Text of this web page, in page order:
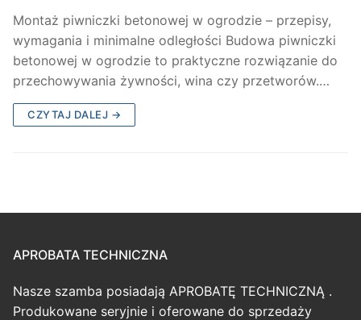
Montaż piwniczki betonowej w ogrodzie – przepisy,
wymagania i minimalne odległości Budowa piwniczki
betonowej w ogrodzie to praktyczne rozwiązanie do
przechowywania żywności, wina czy przetworów.…
CZYTAJ DALEJ →
APROBATA TECHNICZNA
Nasze szamba posiadają APROBATĘ TECHNICZNĄ .
Produkowane seryjnie i oferowane do sprzedaży